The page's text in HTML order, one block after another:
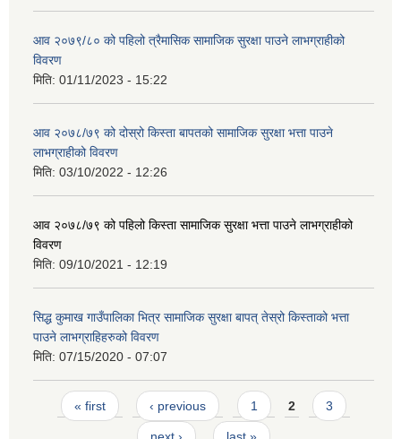
आव २०७९/८० को पहिलो त्रैमासिक सामाजिक सुरक्षा पाउने लाभग्राहीको
विवरण
मिति: 01/11/2023 - 15:22
आव २०७८/७९ को दोस्रो किस्ता बापतको सामाजिक सुरक्षा भत्ता पाउने
लाभग्राहीको विवरण
मिति: 03/10/2022 - 12:26
आव २०७८/७९ को पहिलो किस्ता सामाजिक सुरक्षा भत्ता पाउने लाभग्राहीको
विवरण
मिति: 09/10/2021 - 12:19
सिद्ध कुमाख गाउँपालिका भित्र सामाजिक सुरक्षा बापत् तेस्रो किस्ताको भत्ता
पाउने लाभग्राहिहरुको विवरण
मिति: 07/15/2020 - 07:07
Pages
« first ‹ previous 1 2 3